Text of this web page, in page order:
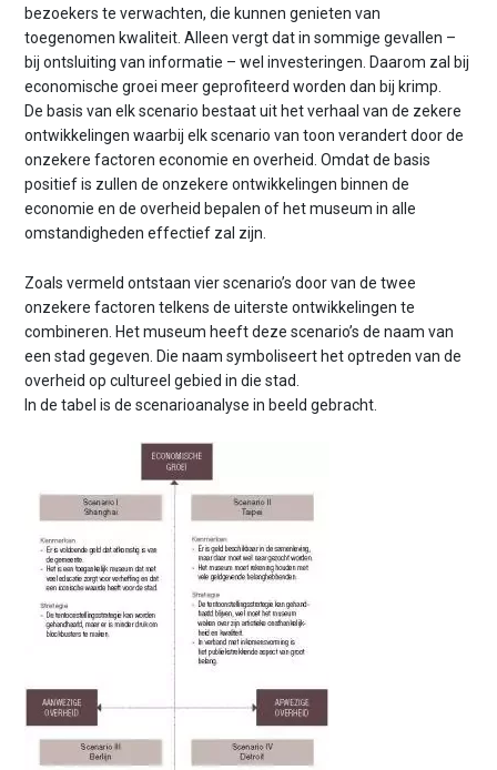
bezoekers te verwachten, die kunnen genieten van
toegenomen kwaliteit. Alleen vergt dat in sommige gevallen –
bij ontsluiting van informatie – wel investeringen. Daarom zal bij
economische groei meer geprofiteerd worden dan bij krimp.
De basis van elk scenario bestaat uit het verhaal van de zekere
ontwikkelingen waarbij elk scenario van toon verandert door de
onzekere factoren economie en overheid. Omdat de basis
positief is zullen de onzekere ontwikkelingen binnen de
economie en de overheid bepalen of het museum in alle
omstandigheden effectief zal zijn.
Zoals vermeld ontstaan vier scenario’s door van de twee
onzekere factoren telkens de uiterste ontwikkelingen te
combineren. Het museum heeft deze scenario’s de naam van
een stad gegeven. Die naam symboliseert het optreden van de
overheid op cultureel gebied in die stad.
In de tabel is de scenarioanalyse in beeld gebracht.